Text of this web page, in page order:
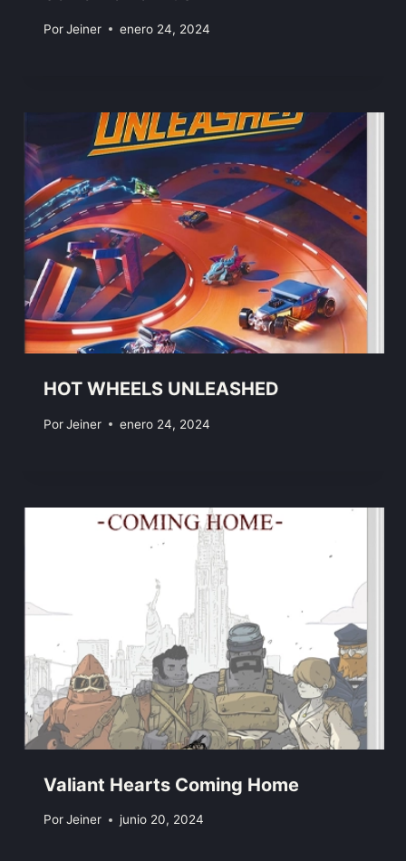
PorJeiner enero 24, 2024
HOT WHEELS UNLEASHED
PorJeiner enero 24, 2024
Valiant Hearts Coming Home
PorJeiner junio 20, 2024